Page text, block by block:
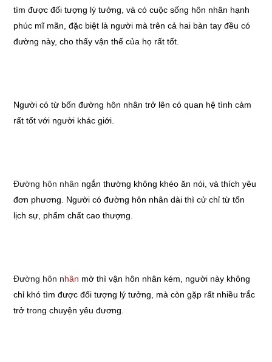
tìm được đối tượng lý tưởng, và có cuộc sống hôn nhân hạnh
phúc mĩ mãn, đặc biệt là người mà trên cả hai bàn tay đều có
đường này, cho thấy vận thế của họ rất tốt.
Người có từ bốn đường hôn nhân trở lên có quan hệ tình cảm
rất tốt với người khác giới.
Đường hôn nhân ngắn thường không khéo ăn nói, và thích yêu
đơn phương. Người có đường hôn nhân dài thì cử chỉ từ tốn
lịch sự, phẩm chất cao thượng.
Đường hôn nhân mờ thì vận hôn nhân kém, người này không
chỉ khó tìm được đối tượng lý tưởng, mà còn gặp rất nhiều trắc
trở trong chuyện yêu đương.